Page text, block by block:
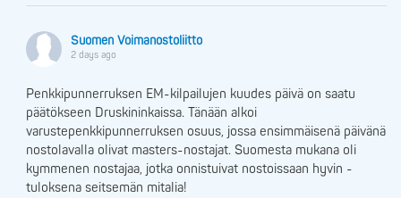
Suomen Voimanostoliitto
2 days ago
Penkkipunnerruksen EM-kilpailujen kuudes päivä on saatu
päätökseen Druskininkaissa. Tänään alkoi
varustepenkkipunnerruksen osuus, jossa ensimmäisenä päivänä
nostolavalla olivat masters-nostajat. Suomesta mukana oli
kymmenen nostajaa, jotka onnistuivat nostoissaan hyvin -
tuloksena seitsemän mitalia!